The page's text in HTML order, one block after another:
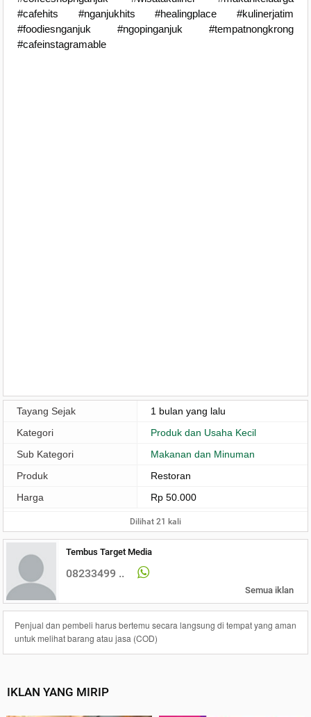
#cafehits #nganjukhits #healingplace #kulinerjatim
#foodiesnganjuk #ngopinganjuk #tempatnongkrong
#cafeinstagramable
Tayang Sejak
1 bulan yang lalu
Kategori
Produk dan Usaha Kecil
Sub Kategori
Makanan dan Minuman
Produk
Restoran
Harga
Rp 50.000
Dilihat 21 kali
Tembus Target Media
08233499 ..
Semua iklan
Penjual dan pembeli harus bertemu secara langsung di tempat yang aman
untuk melihat barang atau jasa (COD)
IKLAN YANG MIRIP